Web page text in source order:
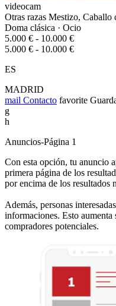
videocam
Otras razas Mestizo, Caballo
Doma clásica · Ocio
5.000 € - 10.000 €
5.000 € - 10.000 €
ES
MADRID
mail Contacto favorite
g
h
Anuncios-Página 1
Con esta opción, tu anuncio
primera página de los
por encima de los resultados
Además, personas
informaciones. Esto
compradores potenciales.